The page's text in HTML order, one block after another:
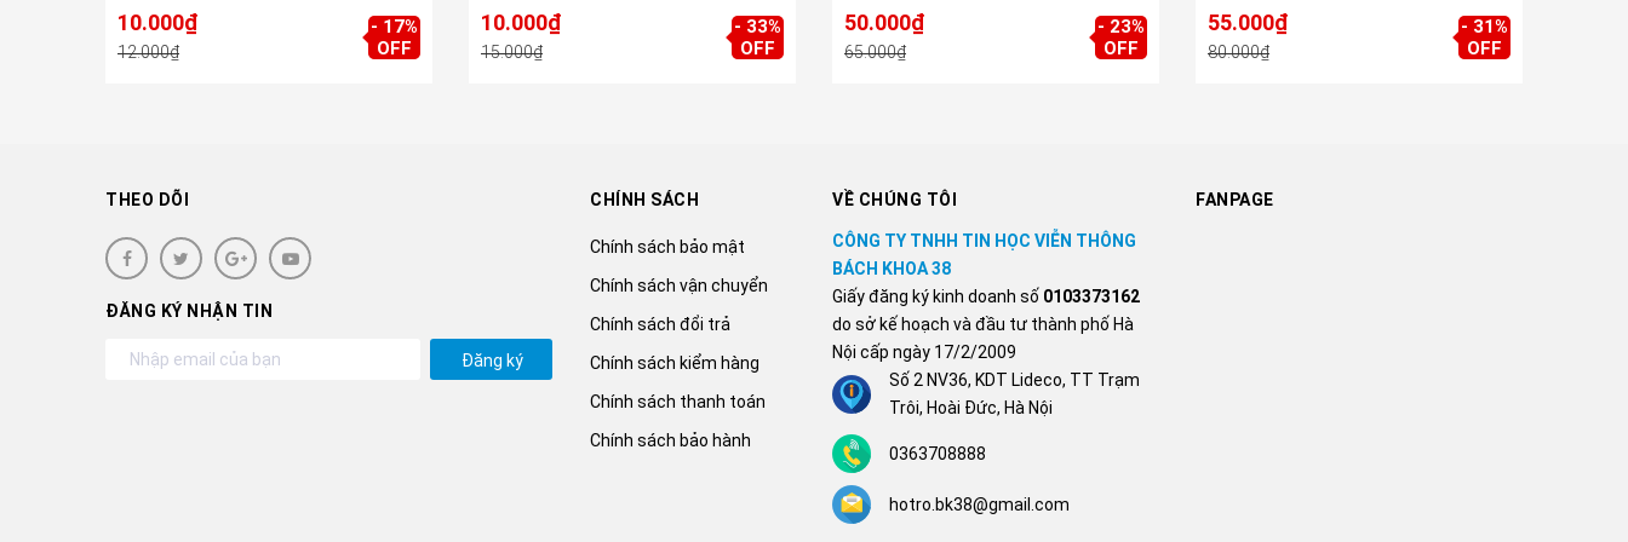
10.000₫
12.000₫
- 17%
OFF
10.000₫
15.000₫
- 33%
OFF
50.000₫
65.000₫
- 23%
OFF
55.000₫
80.000₫
- 31%
OFF
THEO DÕI
ĐĂNG KÝ NHẬN TIN
Đăng ký
CHÍNH SÁCH
Chính sách bảo mật
Chính sách vận chuyển
Chính sách đổi trả
Chính sách kiểm hàng
Chính sách thanh toán
Chính sách bảo hành
VỀ CHÚNG TÔI
CÔNG TY TNHH TIN HỌC VIỄN THÔNG
BÁCH KHOA 38
Giấy đăng ký kinh doanh số 0103373162
do sở kế hoạch và đầu tư thành phố Hà
Nội cấp ngày 17/2/2009
Số 2 NV36, KDT Lideco, TT Trạm
Trôi, Hoài Đức, Hà Nội
0363708888
hotro.bk38@gmail.com
FANPAGE